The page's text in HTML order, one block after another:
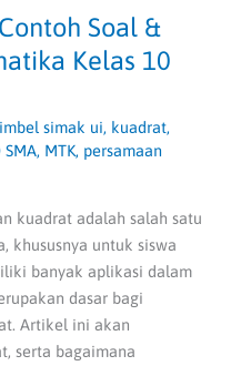
Soal &
Kelas 10
simak ui, kuadrat,
, MTK, persamaan
kuadrat adalah salah satu
khususnya untuk siswa
banyak aplikasi dalam
dasar bagi
Artikel ini akan
serta bagaimana